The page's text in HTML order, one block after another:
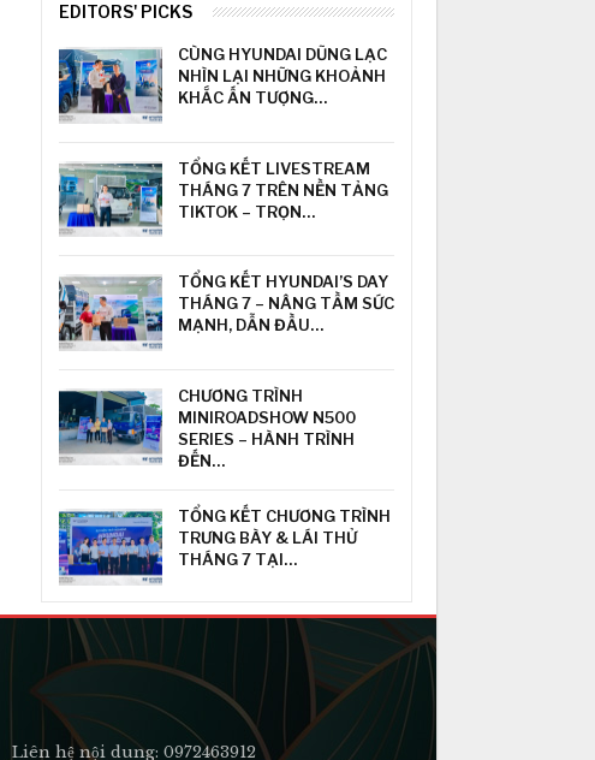
EDITORS' PICKS
CÙNG HYUNDAI DŨNG LẠC
NHÌN LẠI NHỮNG KHOẢNH
KHẮC ẤN TƯỢNG…
TỔNG KẾT LIVESTREAM
THÁNG 7 TRÊN NỀN TẢNG
TIKTOK – TRỌN…
TỔNG KẾT HYUNDAI’S DAY
THÁNG 7 – NÂNG TẦM SỨC
MẠNH, DẪN ĐẦU…
CHƯƠNG TRÌNH
MINIROADSHOW N500
SERIES – HÀNH TRÌNH
ĐẾN…
TỔNG KẾT CHƯƠNG TRÌNH
TRƯNG BÀY & LÁI THỬ
THÁNG 7 TẠI…
Liên hệ nội dung: 0972463912